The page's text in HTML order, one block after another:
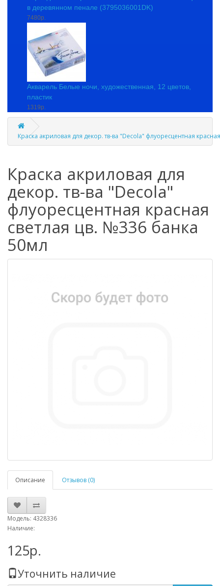
в деревянном пенале (3795036001DK)
7480р.
Акварель Белые ночи, художественная, 12 цветов,
пластик
1319р.
Краска акриловая для декор. тв-ва "Decola" флуоресцентная
Краска акриловая для
декор. тв-ва "Decola"
флуоресцентная красная
светлая цв. №336 банка
50мл
Описание Отзывов (0)
Модель: 4328336
Наличие:
125р.
Уточнить наличие